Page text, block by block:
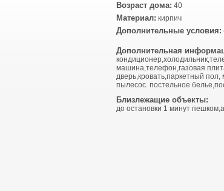
Возраст дома: 40
Материал: кирпич
Дополнительные условия:
Дополнительная
машина,телефон,газовая
дверь,кровать,паркетный пол,
пылесос. постельное
Близлежащие объекты:
до остановки 1 минут